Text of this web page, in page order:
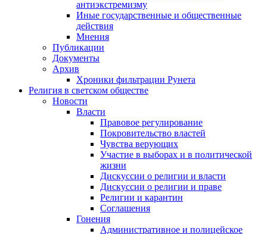
антиэкстремизму
Иные государственные и общественные
действия
Мнения
Публикации
Документы
Архив
Хроники фильтрации Рунета
Религия в светском обществе
Новости
Власти
Правовое регулирование
Покровительство властей
Чувства верующих
Участие в выборах и в политической
жизни
Дискуссии о религии и власти
Дискуссии о религии и праве
Религии и карантин
Соглашения
Гонения
Административное и полицейское